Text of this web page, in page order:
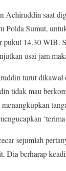
Achiruddin saat
Polda Sumut,
pukul 14.30 WIB.
usai jam
turut dikawal
tidak mau
‘terima
sejumlah
Dia berharap